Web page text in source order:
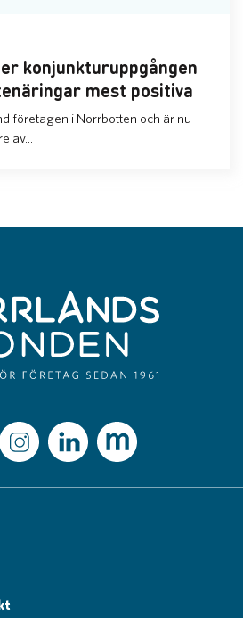
konjunkturuppgången
mest positiva
företagen i Norrbotten och är nu
av...